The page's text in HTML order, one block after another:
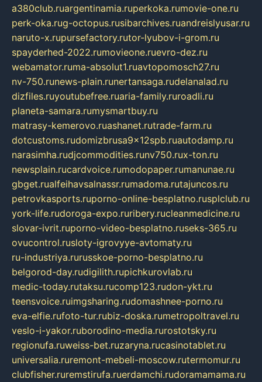
a380club.ruargentinamia.ruperkoka.rumovie-one.ru
perk-oka.rug-octopus.rusibarchives.ruandreislyusar.ru
naruto-x.rupursefactory.rutor-lyubov-i-grom.ru
spayderhed-2022.rumovieone.ruevro-dez.ru
webamator.ruma-absolut1.ruavtopomosch27.ru
nv-750.runews-plain.runertansaga.rudelanalad.ru
dizfiles.ruyoutubefree.ruaria-family.ruroadli.ru
planeta-samara.rumysmartbuy.ru
matrasy-kemerovo.ruashanet.rutrade-farm.ru
dotcustoms.rudomizbrusa9x12spb.ruautodamp.ru
narasimha.rudjcommodities.runv750.rux-ton.ru
newsplain.rucardvoice.rumodopaper.rumanunae.ru
gbget.rualfeihavsalnassr.rumadoma.rutajuncos.ru
petrovkasports.ruporno-online-besplatno.rusplclub.ru
york-life.rudoroga-expo.ruribery.rucleanmedicine.ru
slovar-ivrit.ruporno-video-besplatno.ruseks-365.ru
ovucontrol.rusloty-igrovyye-avtomaty.ru
ru-industriya.rurusskoe-porno-besplatno.ru
belgorod-day.rudigilith.rupichkurovlab.ru
medic-today.rutaksu.rucomp123.rudon-ykt.ru
teensvoice.ruimgsharing.rudomashnee-porno.ru
eva-elfie.rufoto-tur.rubiz-doska.rumetropoltravel.ru
veslo-i-yakor.ruborodino-media.rurostotsky.ru
regionufa.ruweiss-bet.ruzaryna.rucasinotablet.ru
universalia.ruremont-mebeli-moscow.rutermomur.ru
clubfisher.ruremstirufa.ruerdamchi.rudoramamama.ru